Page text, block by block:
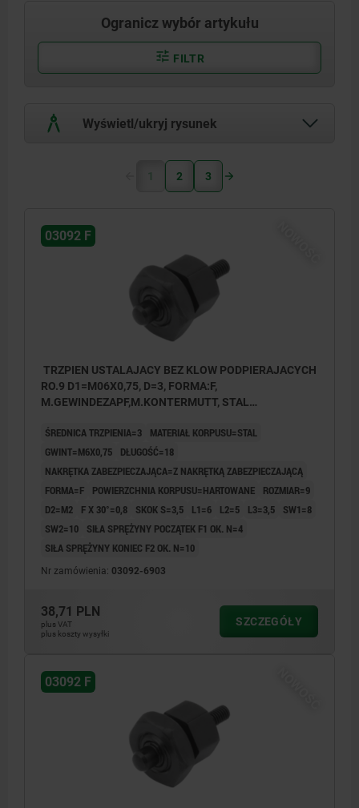
Ogranicz wybór artykułu
FILTR
Wyświetl/ukryj rysunek
1 2 3
03092 F
TRZPIEN USTALAJACY BEZ KLOW PODPIERAJACYCH
RO.9 D1=M06X0,75, D=3, FORMA:F,
M.GEWINDEZAPF,M.KONTERMUTT, STAL
ŚREDNICA TRZPIENIA=3
MATERIAŁ KORPUSU=STAL
GWINT=M6X0,75
DŁUGOŚĆ=18
NAKRĘTKA ZABEZPIECZAJĄCA=Z NAKRĘTKĄ ZABEZPIECZAJĄCĄ
FORMA=F
POWIERZCHNIA KORPUSU=HARTOWANE
ROZMIAR=9
D2=M2
F X 30°=0,8 SKOK S=3,5 L1=6 L2=5 L3=3,5
SW1=8
SW2=10
SIŁA SPRĘŻYNY POCZĄTEK F1 OK. N=4
SIŁA SPRĘŻYNY KONIEC F2 OK. N=10
Nr zamówienia: 03092-6903
38,71 PLN
plus VAT
plus koszty wysyłki
SZCZEGÓŁY
03092 F